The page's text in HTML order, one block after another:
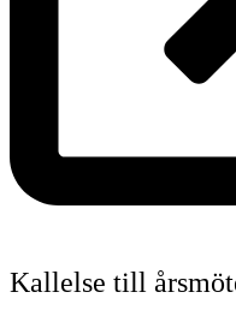
Kallelse till